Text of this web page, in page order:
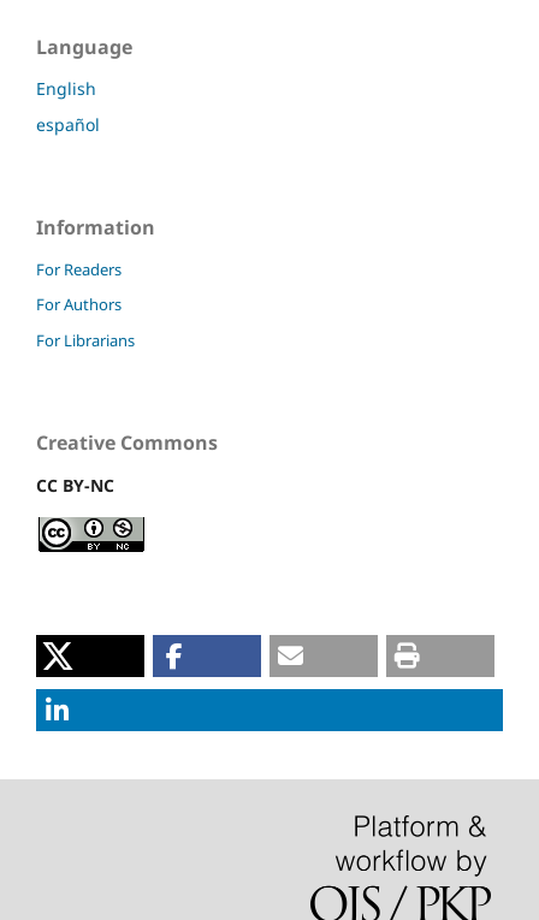
Language
English
español
Information
For Readers
For Authors
For Librarians
Creative Commons
CC BY-NC